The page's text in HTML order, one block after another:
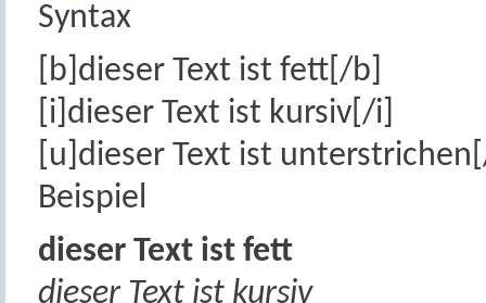
Syntax
[b]dieser Text ist fett[/b]
[i]dieser Text ist kursiv[/i]
[u]dieser Text ist
Beispiel
dieser Text ist fett
dieser Text ist kursiv